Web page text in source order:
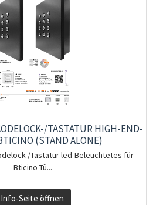
TASTATUR HIGH-END-
(STAND ALONE)
Tastatur led-Beleuchtetes für
Bticino Tü...
Info-Seite öffnen